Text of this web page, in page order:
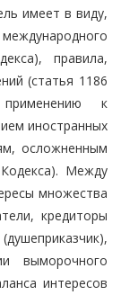
имеет в виду,
правила,
(статья 1186
к
иностранных
осложненным
Между
множества
кредиторы
выморочного
интересов